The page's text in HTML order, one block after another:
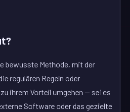
bewusste Methode, mit der
regulären Regeln oder
ihrem Vorteil umgehen — sei es
Software oder das gezielte